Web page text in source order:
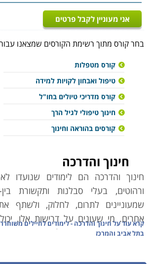
אני מעוניין לקבל פרטים
בחר קורס מתוך רשימת הקורסים שמצאנו
קורס מטפלות
טיפול ואבחון לקויות למידה
קורס מדריכי טיולים בחו"ל
חינוך טיפולי לגיל הרך
קורסים בהוראה וחינוך
חינוך והדרכה
חינוך והדרכה הם לימודים שנועדו
ורהוטים, בעלי סבלנות ותקשורת
שמעוניינים לתרום, לחלוק, ולשתף
אחרים. מי שעונים על דרישות אלו,
בנקל באחד מתחומי הלימוד המוצגים
אותה הם מעוניינים לרכוש לשם כך.
קרא עוד עלחינוך והדרכה - לימודים לחיילים
בתל אביב והמרכז